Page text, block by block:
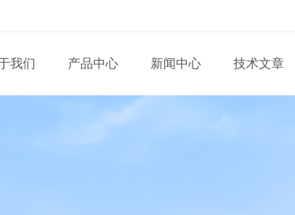
我们 产品中心 新闻中心 技术文章